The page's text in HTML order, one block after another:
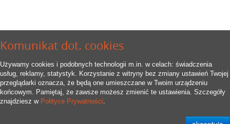
Komunikat dot. cookies
Używamy cookies i podobnych technologii m.in. w celach: świadczenia
usług, reklamy, statystyk. Korzystanie z witryny bez zmiany ustawień Twojej
przeglądarki oznacza, że będą one umieszczane w Twoim urządzeniu
końcowym. Pamiętaj, że zawsze możesz zmienić te ustawienia. Szczegóły
znajdziesz w Polityce Prywatności.